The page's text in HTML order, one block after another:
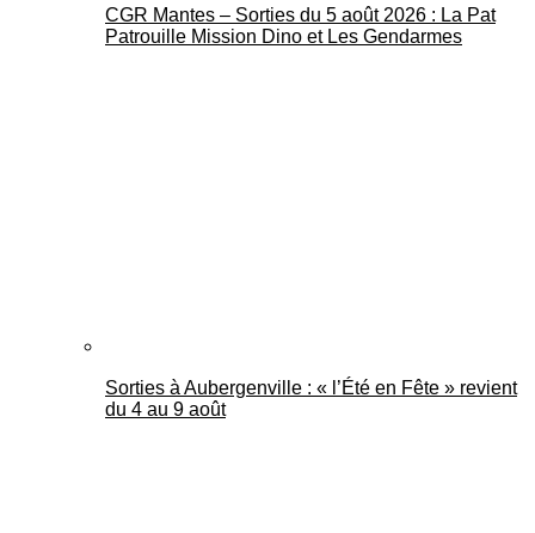
CGR Mantes – Sorties du 5 août 2026 : La Pat
Patrouille Mission Dino et Les Gendarmes
Sorties à Aubergenville : « l’Été en Fête » revient
du 4 au 9 août